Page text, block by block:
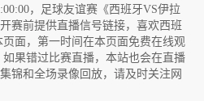
，足球友谊赛《西班牙VS伊拉
赛前提供直播信号链接，喜欢西班
面，第一时间在本页面免费在线观
果错过比赛直播，本站也会在直播
锦和全场录像回放，请及时关注网